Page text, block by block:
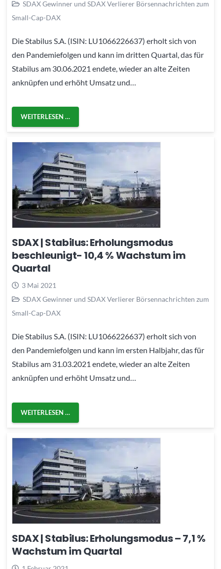
SDAX Gewinner und SDAX Verlierer Börsennachrichten zum
Small-Cap-DAX
Die Stabilus S.A. (ISIN: LU1066226637) erholt sich von
den Pandemiefolgen und kann im dritten Quartal, das für
Stabilus am 30.06.2021 endete, wieder an alte Zeiten
anknüpfen und erhöht Umsatz und…
WEITERLESEN …
SDAX | Stabilus: Erholungsmodus
beschleunigt- 10,4 % Wachstum im
Quartal
3 Mai 2021
SDAX Gewinner und SDAX Verlierer Börsennachrichten zum
Small-Cap-DAX
Die Stabilus S.A. (ISIN: LU1066226637) erholt sich von
den Pandemiefolgen und kann im ersten Halbjahr, das für
Stabilus am 31.03.2021 endete, wieder an alte Zeiten
anknüpfen und erhöht Umsatz und…
WEITERLESEN …
SDAX | Stabilus: Erholungsmodus – 7,1 %
Wachstum im Quartal